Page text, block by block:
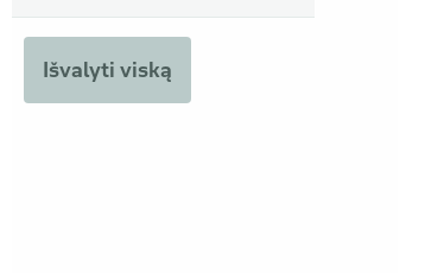
Išvalyti viską